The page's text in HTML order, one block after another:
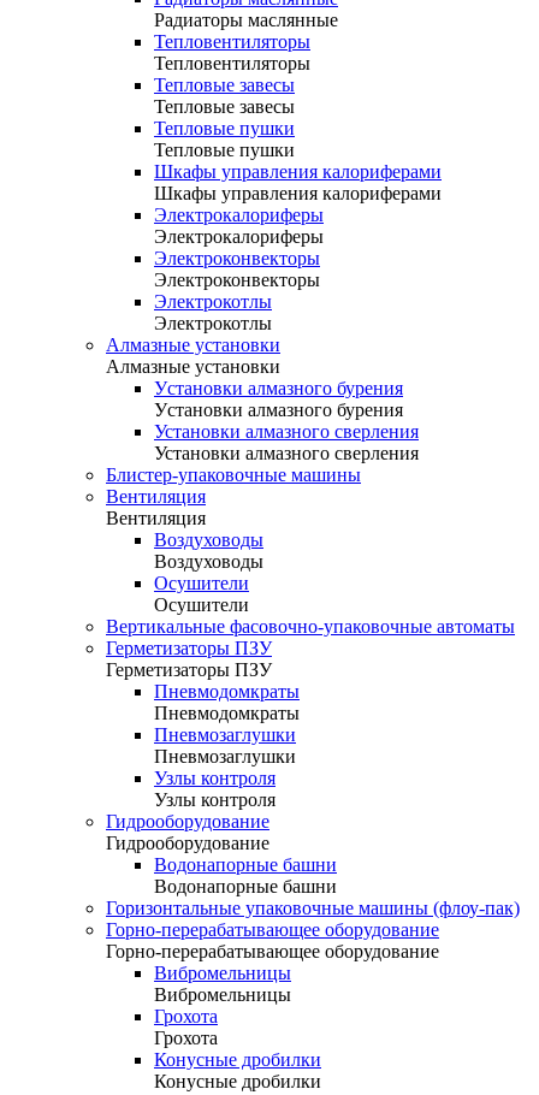
Радиаторы маслянные
Тепловентиляторы
Тепловентиляторы
Тепловые завесы
Тепловые завесы
Тепловые пушки
Тепловые пушки
Шкафы управления калориферами
Шкафы управления калориферами
Электрокалориферы
Электрокалориферы
Электроконвекторы
Электроконвекторы
Электрокотлы
Электрокотлы
Алмазные установки
Алмазные установки
Уcтановки алмазного бурения
Уcтановки алмазного бурения
Установки алмазного сверления
Установки алмазного сверления
Блистер-упаковочные машины
Вентиляция
Вентиляция
Воздуховоды
Воздуховоды
Осушители
Осушители
Вертикальные фасовочно-упаковочные автоматы
Герметизаторы ПЗУ
Герметизаторы ПЗУ
Пневмодомкраты
Пневмодомкраты
Пневмозаглушки
Пневмозаглушки
Узлы контроля
Узлы контроля
Гидрооборудование
Гидрооборудование
Водонапорные башни
Водонапорные башни
Горизонтальные упаковочные машины (флоу-пак)
Горно-перерабатывающее оборудование
Горно-перерабатывающее оборудование
Вибромельницы
Вибромельницы
Грохота
Грохота
Конусные дробилки
Конусные дробилки